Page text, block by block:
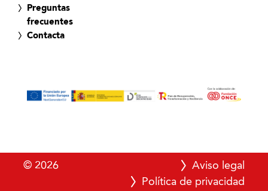
Preguntas
frecuentes
Contacta
© 2026
Aviso legal
Política de privacidad